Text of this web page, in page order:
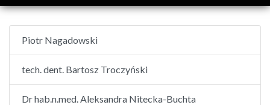
Piotr Nagadowski
tech. dent. Bartosz Troczyński
Dr hab.n.med. Aleksandra Nitecka-Buchta